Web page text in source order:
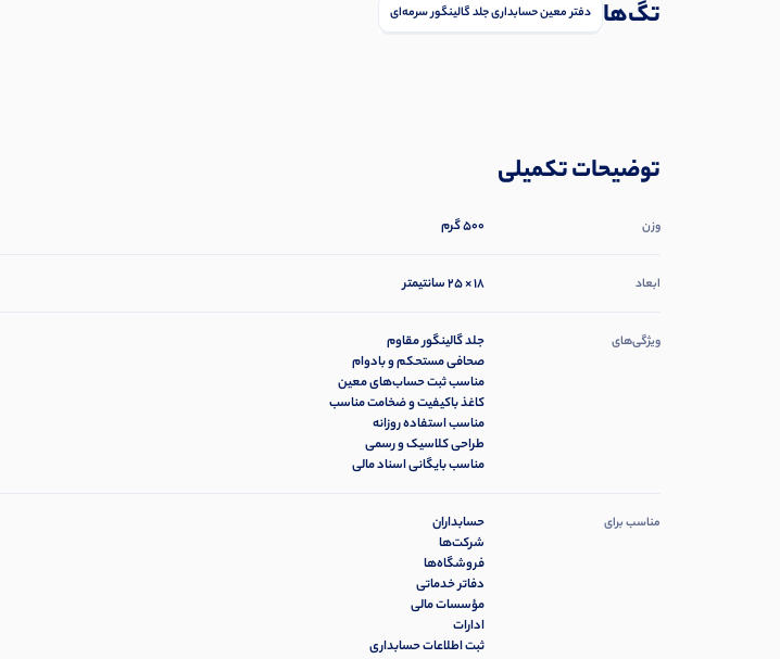
تگ‌ها دفتر معین حسابداری جلد گالینگور سرمه‌ای
توضیحات تکمیلی
وزن 500 گرم
ابعاد 18 × 25 سانتیمتر
ویژگی‌های
جلد گالینگور مقاوم
صحافی مستحکم و بادوام
مناسب ثبت حساب‌های معین
کاغذ باکیفیت و ضخامت مناسب
مناسب استفاده روزانه
طراحی کلاسیک و رسمی
مناسب بایگانی اسناد مالی
مناسب برای
حسابداران
شرکت‌ها
فروشگاه‌ها
دفاتر خدماتی
مؤسسات مالی
ادارات
ثبت اطلاعات حسابداری